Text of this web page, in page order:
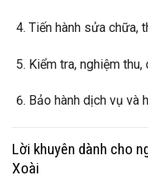
Tiến hành sửa chữa,
Kiểm tra, nghiệm
Bảo hành dịch vụ và
Lời khuyên dành cho
Xoài